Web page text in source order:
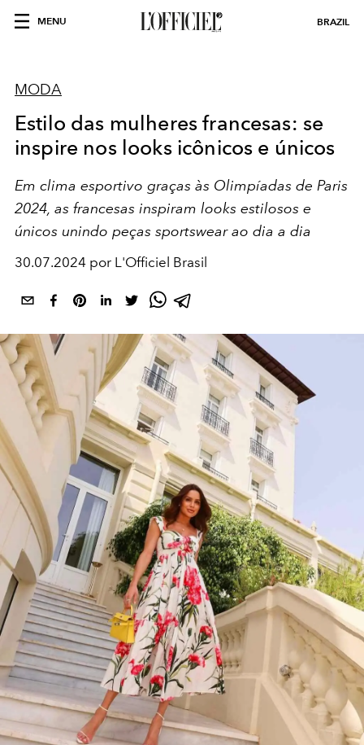
MENU BRAZIL
MODA
Estilo das mulheres francesas: se
inspire nos looks icônicos e únicos
Em clima esportivo graças às Olimpíadas de Paris
2024, as francesas inspiram looks estilosos e
únicos unindo peças sportswear ao dia a dia
30.07.2024 por L'Officiel Brasil